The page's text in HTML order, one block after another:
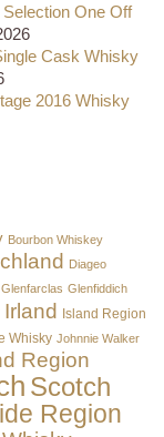
One Off
Cask Whisky
2016 Whisky
Bourbon Whiskey
Diageo
Glenfarclas Glenfiddich
Irland Island Region
Whisky Johnnie Walker
Region
Scotch
Region